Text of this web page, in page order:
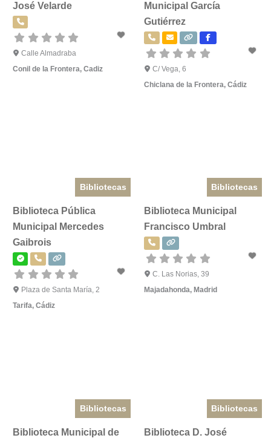
José Velarde
Calle Almadraba
Conil de la Frontera, Cadiz
Municipal García
Gutiérrez
C/ Vega, 6
Chiclana de la Frontera,Cádiz
Bibliotecas
Biblioteca Pública
Municipal Mercedes
Gaibrois
Plaza de Santa María, 2
Tarifa, Cádiz
Bibliotecas
Biblioteca Municipal
Francisco Umbral
C. Las Norias, 39
Majadahonda, Madrid
Bibliotecas
Biblioteca Municipal de
Bibliotecas
Biblioteca D. José